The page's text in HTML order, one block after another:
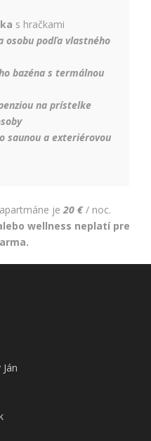
s hračkami
osobu podľa vlastného
bazéna s termálnou
na prístelke
saunou a exteriérovou
je 20 € / noc.
wellness neplatí pre